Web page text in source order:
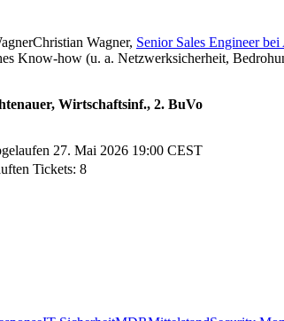
Christian Wagner, Senior Sales Engineer
Know-how (u. a. Netzwerksicherheit,
Wirtschaftsinf., 2. BuVo
27. Mai 2026 19:00 CEST
Tickets: 8